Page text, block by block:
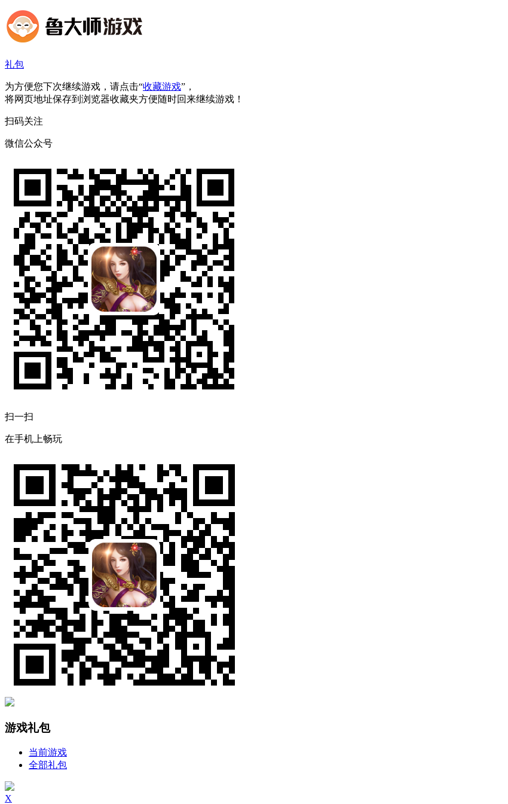
礼包
为方便您下次继续游戏，请点击“收藏游戏”，
将网页地址保存到浏览器收藏夹方便随时回来继续游戏！
扫码关注
微信公众号
扫一扫
在手机上畅玩
游戏礼包
当前游戏
全部礼包
X